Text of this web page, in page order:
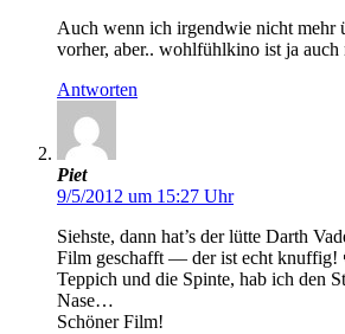
Auch wenn ich irgendwie nicht mehr
vorher, aber.. wohlfühlkino ist ja
Antworten
Piet
9/5/2012 um 15:27 Uhr
Siehste, dann hat’s der lütte Darth
Film geschafft — der ist echt knuffig!
Teppich und die Spinte, hab ich den
Nase…
Schöner Film!